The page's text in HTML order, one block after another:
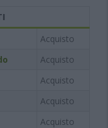
Acquisto
Acquisto
Acquisto
Acquisto
Acquisto